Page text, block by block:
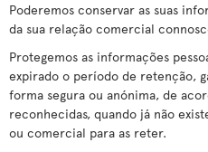
Poderemos conservar as suas
da sua relação comercial
Protegemos as informações
expirado o período de retenção,
forma segura ou anónima, de
reconhecidas, quando já não
ou comercial para as reter.